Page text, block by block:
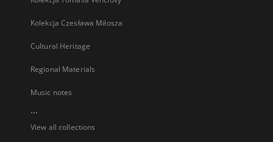
Kolekcja Czesława Miłosza
Cultural Heritage
Regional Materials
Music notes
...
View all collections